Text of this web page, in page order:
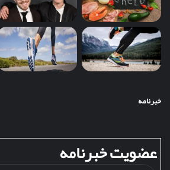
خبرنامه
عضویت خبرنامه